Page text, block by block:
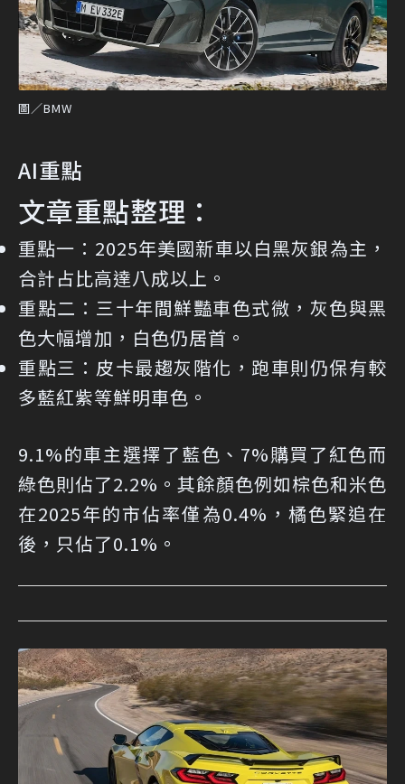
圖／BMW
AI重點
文章重點整理：
重點一： 2025年美國新車以白黑灰銀為主，
合計占比高達八成以上。
重點二： 三十年間鮮豔車色式微，灰色與黑
色大幅增加，白色仍居首。
重點三： 皮卡最趨灰階化，跑車則仍保有較
多藍紅紫等鮮明車色。
9.1%的車主選擇了藍色、7%購買了紅色而
綠色則佔了2.2%。其餘顏色例如棕色和米色
在2025年的市佔率僅為0.4%，橘色緊追在
後，只佔了0.1%。